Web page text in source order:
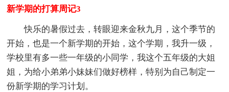
新学期的打算周记3
快乐的暑假过去，转眼迎来金秋九月，这个季节的
开始，也是一个新学期的开始，这个学期，我升一级，
学校里有多一些一年级的小同学，我这个五年级的大姐
姐，为给小弟弟小妹妹们做好榜样，特别为自己制定一
份新学期的学习计划。